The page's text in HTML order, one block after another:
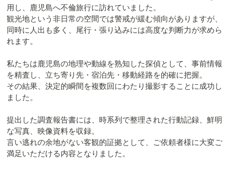
用し、鹿児島へ不倫旅行に訪れていました。
観光地という非日常の空間では警戒が緩む傾向がありますが、
同時に人出も多く、尾行・張り込みには高度な判断力が求めら
れます。
私たちは鹿児島の地理や動線を熟知した探偵として、事前情報
を精査し、立ち寄り先・宿泊先・移動経路を的確に把握。
その結果、決定的瞬間を複数回にわたり撮影することに成功し
ました。
提出した調査報告書には、時系列で整理された行動記録、鮮明
な写真、映像資料を収録。
言い逃れの余地がない客観的証拠として、ご依頼者様に大変ご
満足いただける内容となりました。